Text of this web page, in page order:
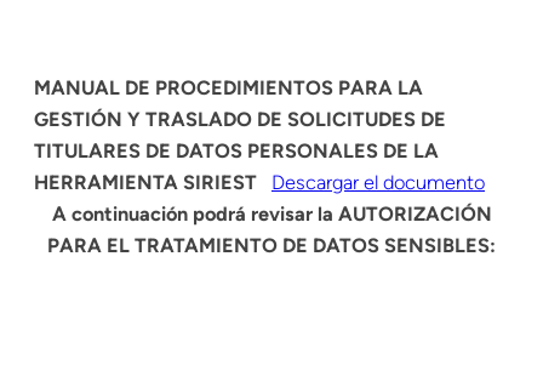
MANUAL DE PROCEDIMIENTOS PARA LA
GESTIÓN Y TRASLADO DE SOLICITUDES DE
TITULARES DE DATOS PERSONALES DE LA
HERRAMIENTA SIRIEST
Descargar el documento
A continuación podrá revisar la AUTORIZACIÓN
PARA EL TRATAMIENTO DE DATOS SENSIBLES: